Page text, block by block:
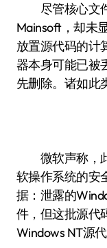
尽管核心文件
Mainsoft，却未
放置源代码的计
器本身可能已被
先删除。诸如此
微软声称，此
软操作系统的安
据：泄露的
件，但这批源代
Windows NT源